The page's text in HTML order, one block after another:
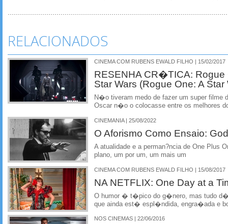
RELACIONADOS
CINEMA COM RUBENS EWALD FILHO | 15/02/2017
RESENHA CR�TICA:
Star Wars (Rogue One: A Star
N�o tiveram medo de fazer um super filme
Oscar n�o o colocasse entre os melhores
CINEMANIA | 25/08/2022
O Aforismo Como Ensaio:
A atualidade e a perman?ncia de One Plus
plano, um por um, um mais um
CINEMA COM RUBENS EWALD FILHO | 15/08/2017
NA NETFLIX: One Day at a
O humor � t�pico do g�nero, mas tudo d�
que ainda est� espl�ndida, engra�ada e
NOS CINEMAS | 22/06/2016